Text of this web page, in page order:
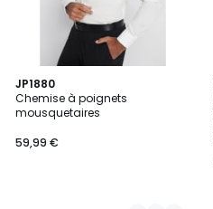
JP1880
Chemise à poignets
mousquetaires
59,99 €
2
Couleurs